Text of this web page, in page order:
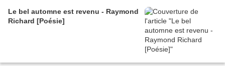
Le bel automne est revenu - Raymond
Richard [Poésie]